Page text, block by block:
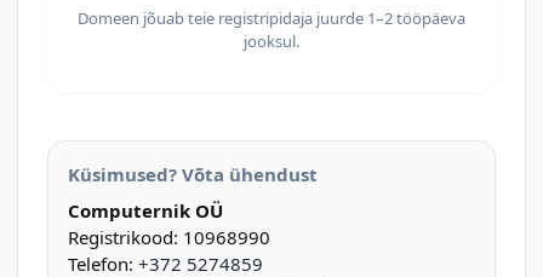
Domeen jõuab teie registripidaja juurde 1–2 tööpäeva
jooksul.
Küsimused? Võta ühendust
Computernik OÜ
Registrikood: 10968990
Telefon: +372 5274859